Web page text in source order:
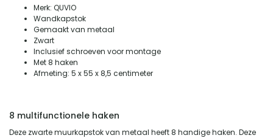
Merk: QUVIO
Wandkapstok
Gemaakt van metaal
Zwart
Inclusief schroeven voor montage
Met 8 haken
Afmeting: 5 x 55 x 8,5 centimeter
8 multifunctionele haken
Deze zwarte muurkapstok van metaal heeft 8 handige haken. Deze